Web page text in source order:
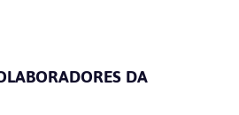
DA